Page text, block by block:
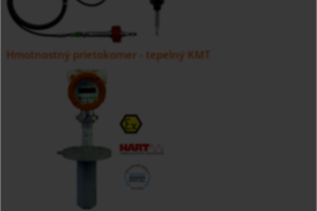
Hmotnostný prietokomer - tepelný KMT